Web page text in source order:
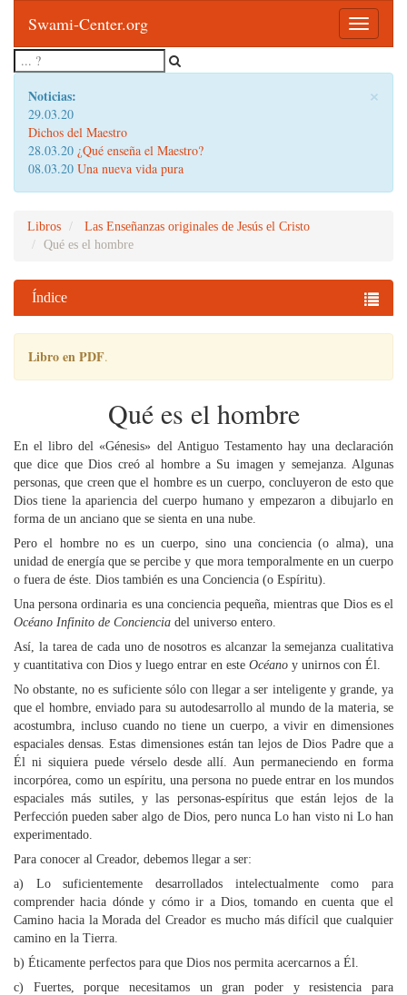
Toggle
Swami-Center.org
×
Noticias:
29.03.20
Dichos del Maestro
28.03.20 ¿Qué enseña el Maestro?
08.03.20 Una nueva vida pura
Libros
Las Enseñanzas originales de Jesús el Cristo
Qué es el hombre
Índice
Libro en PDF.
Qué es el hombre
En el libro del «Génesis» del Antiguo Testamento hay una declaración
que dice que Dios creó al hombre a Su imagen y semejanza. Algunas
personas, que creen que el hombre es un cuerpo, concluyeron de esto que
Dios tiene la apariencia del cuerpo humano y empezaron a dibujarlo en
forma de un anciano que se sienta en una nube.
Pero el hombre no es un cuerpo, sino una conciencia (o alma), una
unidad de energía que se percibe y que mora temporalmente en un cuerpo
o fuera de éste. Dios también es una Conciencia (o Espíritu).
Una persona ordinaria es una conciencia pequeña, mientras que Dios es el
Océano Infinito de Conciencia del universo entero.
Así, la tarea de cada uno de nosotros es alcanzar la semejanza cualitativa
y cuantitativa con Dios y luego entrar en este Océano y unirnos con Él.
No obstante, no es suficiente sólo con llegar a ser inteligente y grande, ya
que el hombre, enviado para su autodesarrollo al mundo de la materia, se
acostumbra, incluso cuando no tiene un cuerpo, a vivir en dimensiones
espaciales densas. Estas dimensiones están tan lejos de Dios Padre que a
Él ni siquiera puede vérselo desde allí. Aun permaneciendo en forma
incorpórea, como un espíritu, una persona no puede entrar en los mundos
espaciales más sutiles, y las personas-espíritus que están lejos de la
Perfección pueden saber algo de Dios, pero nunca Lo han visto ni Lo han
experimentado.
Para conocer al Creador, debemos llegar a ser:
a) Lo suficientemente desarrollados intelectualmente como para
comprender hacia dónde y cómo ir a Dios, tomando en cuenta que el
Camino hacia la Morada del Creador es mucho más difícil que cualquier
camino en la Tierra.
b) Éticamente perfectos para que Dios nos permita acercarnos a Él.
c) Fuertes, porque necesitamos un gran poder y resistencia para